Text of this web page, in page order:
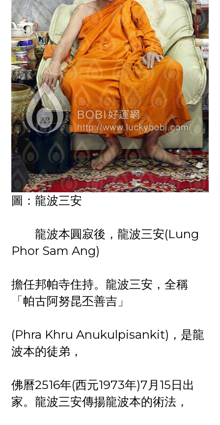
圖：龍波三安
龍波本圓寂後，龍波三安(Lung
Phor Sam Ang)
擔任邦帕寺住持。龍波三安，全稱
「帕古阿努昆丕善吉」
(Phra Khru Anukulpisankit)，是龍
波本的徒弟，
佛曆2516年(西元1973年)7月15日出
家。龍波三安傳揚龍波本的術法，